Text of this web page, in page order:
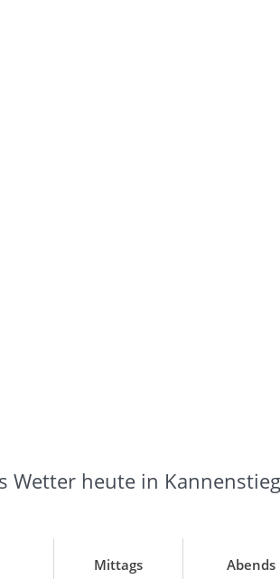
Wetter heute in
Mittags
Abends